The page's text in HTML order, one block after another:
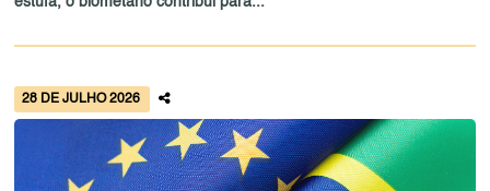
28 DE JULHO 2026